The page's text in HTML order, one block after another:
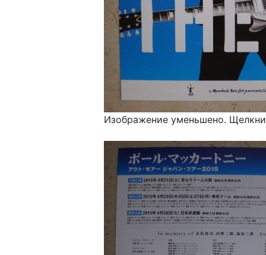
Изображение уменьшено.